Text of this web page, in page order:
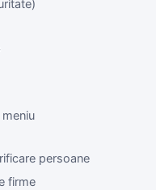
persoane
firme